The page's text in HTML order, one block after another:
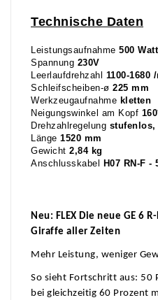
Technische Daten
Leistungsaufnahme 500 Watt
Spannung 230V
Leerlaufdrehzahl 1100-1680
Schleifscheiben-ø 225 mm
Werkzeugaufnahme kletten
Neigungswinkel am Kopf
Drehzahlregelung stufenlos,
Länge 1520 mm
Gewicht 2,84 kg
Anschlusskabel
H07 RN-F -
Neu: FLEX Die neue GE 6
Giraffe aller Zeiten
Mehr Leistung, weniger
So sieht Fortschritt aus: 50
bei gleichzeitig 60 Prozent